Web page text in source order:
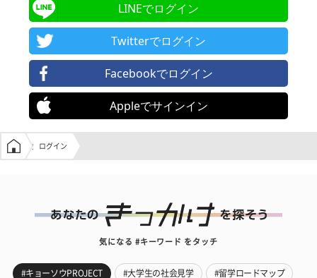
LINEでログイン
Twitterでログイン
Facebookでログイン
Appleでサインイン
学生の窓口トップ
ログイン
気になる #キーワード をタッチ
#キョーソウPROJECT #大学生の社会見学 #留学ロードマップ